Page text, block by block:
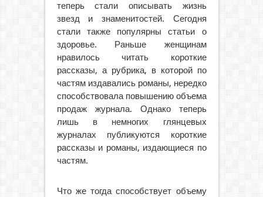
теперь стали описывать жизнь
звезд и знаменитостей. Сегодня
стали также популярны статьи о
здоровье. Раньше женщинам
нравилось читать короткие
рассказы, а рубрика, в которой по
частям издавались романы, нередко
способствовала повышению объема
продаж журнала. Однако теперь
лишь в немногих глянцевых
журналах публикуются короткие
рассказы и романы, издающиеся по
частям.
Что же тогда способствует объему